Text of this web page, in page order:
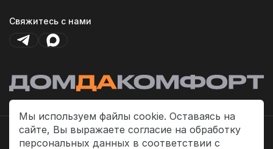
Мы используем файлы cookie. Оставаясь на
сайте, Вы выражаете согласие на обработку
персональных данных в соответствии с
Свяжитесь с нами
Политика платежей